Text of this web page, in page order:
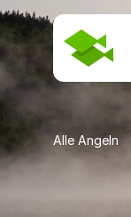
Alle Angeln